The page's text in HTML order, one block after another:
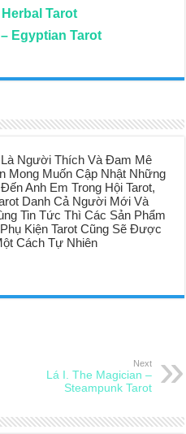
Tarot
Egyptian Tarot
Người Thích Và Đam Mê
Mong Muốn Cập Nhật Những
Anh Em Trong Hội Tarot,
Danh Cả Người Mới Và
Tin Tức Thì Các Sản Phẩm
Kiện Tarot Cũng Sẽ Được
Cách Tự Nhiên
Next
Lá I. The Magician –
Steampunk Tarot